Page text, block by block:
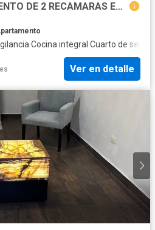
RENTA DE DEPARTAMENTO DE 2 RECAMARAS EN LA PAZ
·Cocina integral ·Cuarto de
Ver en detalle